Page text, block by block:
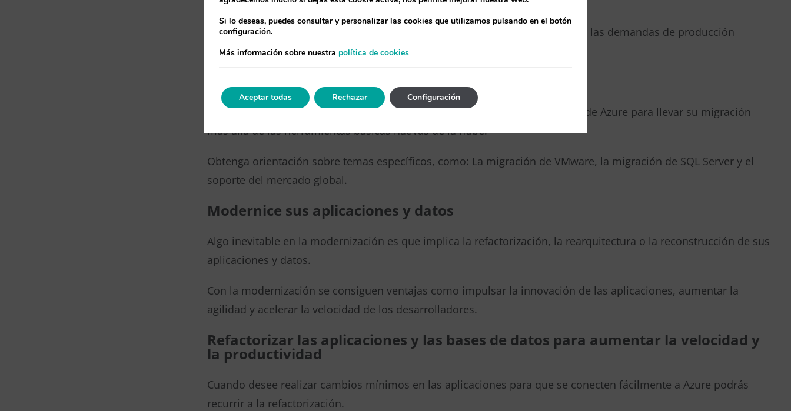
Podrás garantizar que las cargas de trabajo estén preparadas para satisfacer las demandas de producción
evaluando, migrando, optimizando y promocionándolas con cada iteración.
Antes de nada, puedes revisar las mejores prácticas de migración a la nube de Azure para llevar su migración
más allá de las herramientas básicas nativas de la nube.
Obtenga orientación sobre temas específicos, como: La migración de VMware, la migración de SQL Server y el
soporte del mercado global.
Modernice sus aplicaciones y datos
Algo inevitable en la modernización es que implica la refactorización, la rearquitectura o la reconstrucción de sus
aplicaciones y datos.
Con la modernización se consiguen ventajas como impulsar la innovación de las aplicaciones, aumentar la
agilidad y acelerar la velocidad de los desarrolladores.
Refactorizar las aplicaciones y las bases de datos para aumentar la velocidad y
la productividad
Cuando desee realizar cambios mínimos en las aplicaciones para que se conecten fácilmente a Azure podrás
recurrir a la refactorización.
Si lo deseas, puedes consultar y personalizar las cookies que utilizamos pulsando en el botón
configuración.
Más información sobre nuestra política de cookies
Aceptar todas Rechazar Configuración